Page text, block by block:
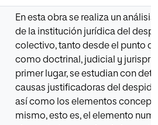
En esta obra se realiza un
de la institución jurídica del
colectivo, tanto desde el punto
como doctrinal, judicial y
primer lugar, se estudian con
causas justificadoras del
así como los elementos
mismo, esto es, el elemento